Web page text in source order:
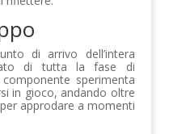
di arrivo dell’intera
di tutta la fase di
sperimenta
in gioco, andando oltre
approdare a momenti